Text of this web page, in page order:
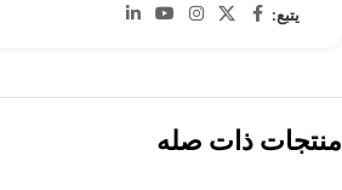
يتبع:
منتجات ذات صله